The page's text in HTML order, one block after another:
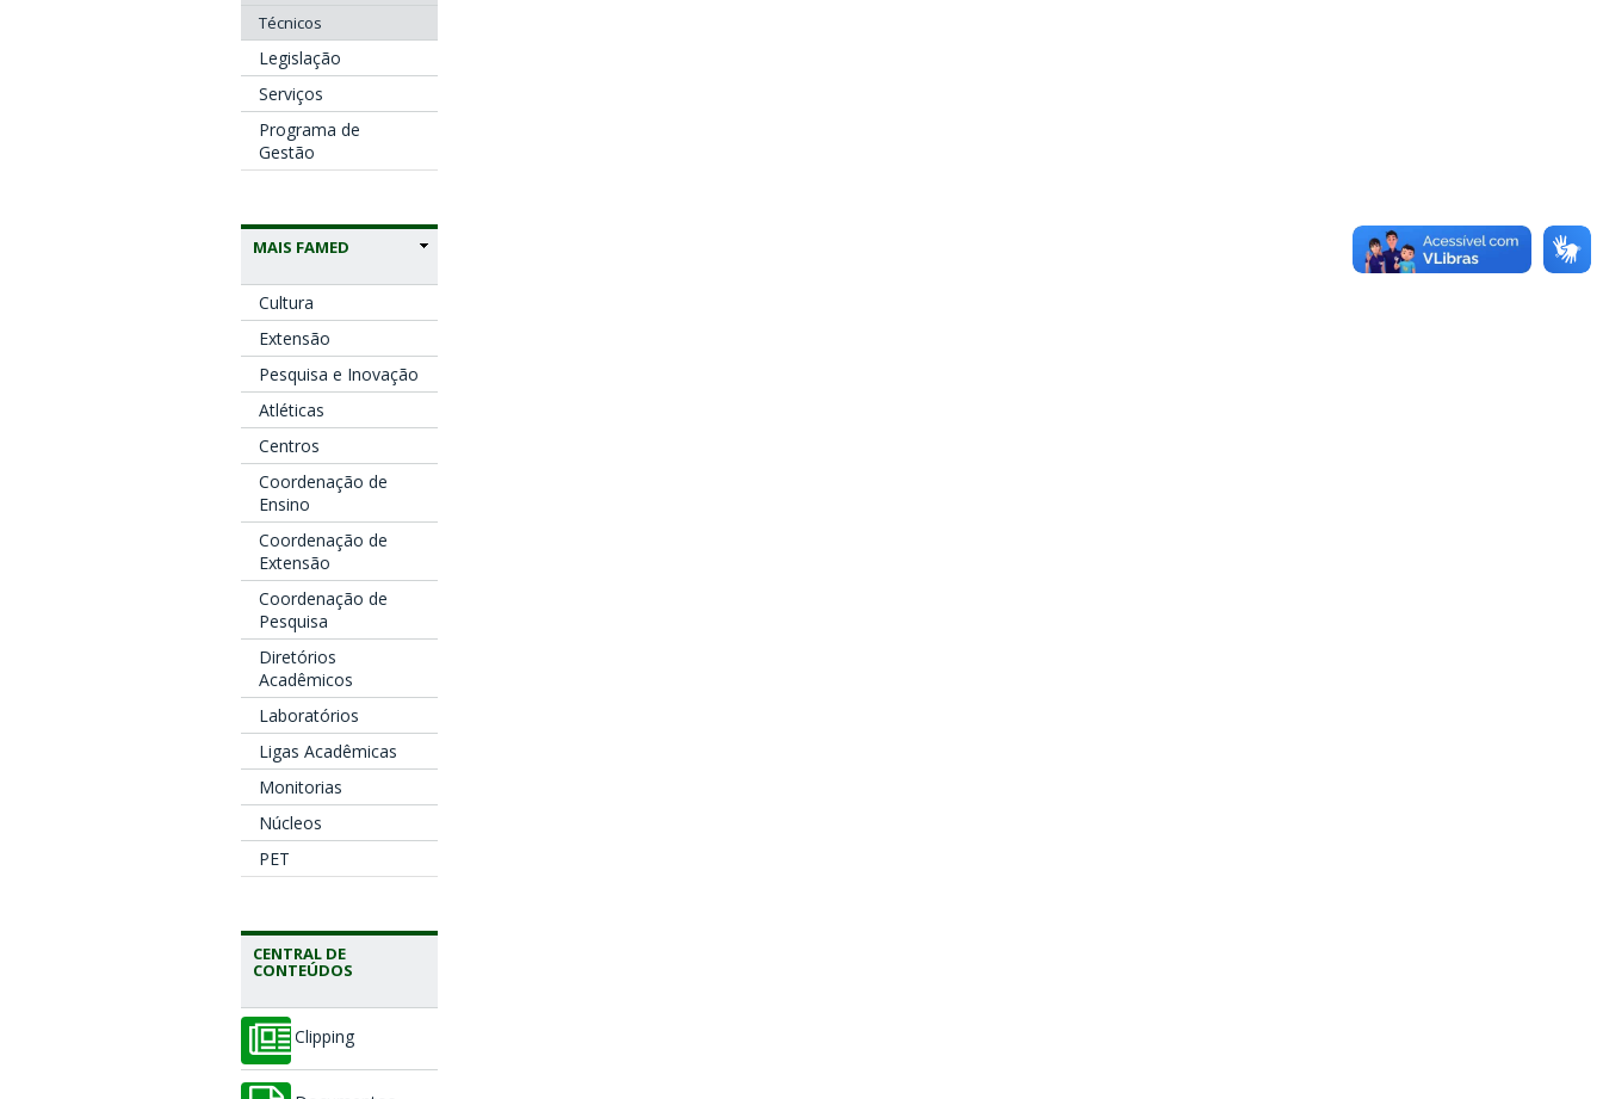
Técnicos
Legislação
Serviços
Programa de
Gestão
MAIS FAMED
Cultura
Extensão
Pesquisa e Inovação
Atléticas
Centros
Coordenação de
Ensino
Coordenação de
Extensão
Coordenação de
Pesquisa
Diretórios
Acadêmicos
Laboratórios
Ligas Acadêmicas
Monitorias
Núcleos
PET
CENTRAL DE
CONTEÚDOS
Clipping